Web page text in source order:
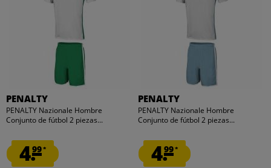
PENALTY
PENALTY Nazionale Hombre
Conjunto de fútbol 2 piezas...
4.99*
PENALTY
PENALTY Nazionale Hombre
Conjunto de fútbol 2 piezas...
4.99*